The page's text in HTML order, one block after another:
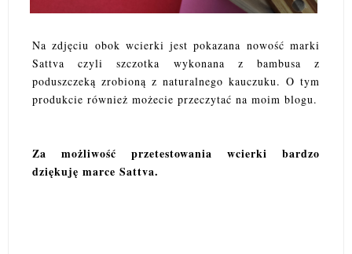
Na zdjęciu obok wcierki jest pokazana nowość marki
Sattva czyli szczotka wykonana z bambusa z
poduszczeką zrobioną z naturalnego kauczuku. O tym
produkcie również możecie przeczytać na moim blogu.
Za możliwość przetestowania wcierki bardzo
dziękuję marce Sattva.